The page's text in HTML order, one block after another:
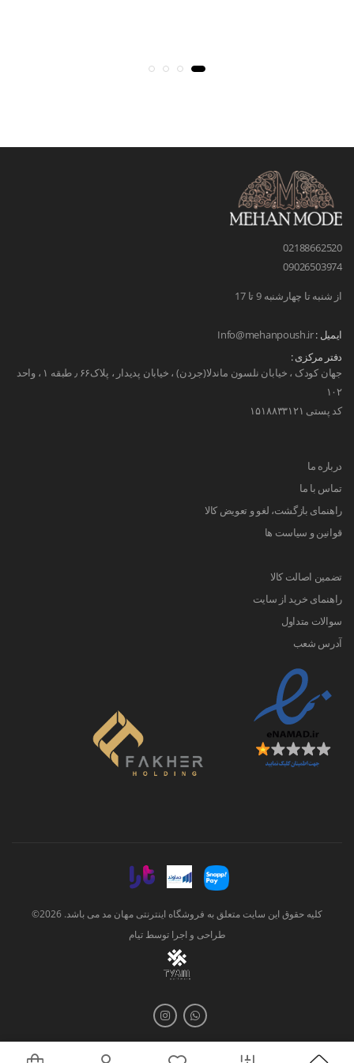
02188662520
09026503974
از شنبه تا چهارشنبه 9 تا 17
ایمیل :Info@mehanpoush.ir
دفتر مرکزی :
جهان کودک ، خیابان نلسون ماندلا(جردن) ، خیابان پدیدار ، پلاک۶۶ ٫ طبقه ۱ ، واحد
۱۰۲
کد پستی ۱۵۱۸۸۳۳۱۲۱
درباره ما
تماس با ما
راهنمای بازگشت، لغو و تعویض کالا
قوانین و سیاست ها
تضمین اصالت کالا
راهنمای خرید از سایت
سوالات متداول
آدرس شعب
کلیه حقوق این سایت متعلق به فروشگاه اینترنتی مهان مد می باشد. 2026©
طراحی و اجرا توسطتیام